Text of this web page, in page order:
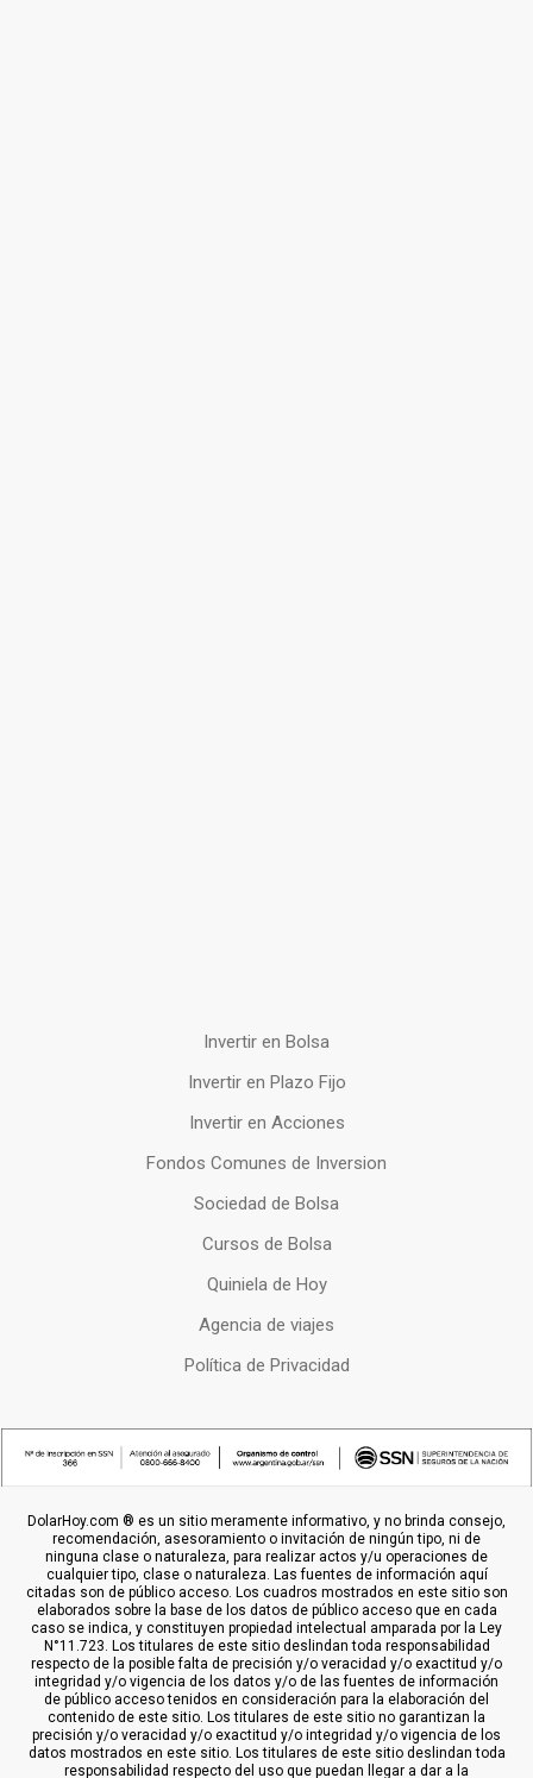
Invertir en Bolsa
Invertir en Plazo Fijo
Invertir en Acciones
Fondos Comunes de Inversion
Sociedad de Bolsa
Cursos de Bolsa
Quiniela de Hoy
Agencia de viajes
Política de Privacidad
DolarHoy.com ® es un sitio meramente informativo, y no brinda consejo,
recomendación, asesoramiento o invitación de ningún tipo, ni de
ninguna clase o naturaleza, para realizar actos y/u operaciones de
cualquier tipo, clase o naturaleza. Las fuentes de información aquí
citadas son de público acceso. Los cuadros mostrados en este sitio son
elaborados sobre la base de los datos de público acceso que en cada
caso se indica, y constituyen propiedad intelectual amparada por la Ley
N°11.723. Los titulares de este sitio deslindan toda responsabilidad
respecto de la posible falta de precisión y/o veracidad y/o exactitud y/o
integridad y/o vigencia de los datos y/o de las fuentes de información
de público acceso tenidos en consideración para la elaboración del
contenido de este sitio. Los titulares de este sitio no garantizan la
precisión y/o veracidad y/o exactitud y/o integridad y/o vigencia de los
datos mostrados en este sitio. Los titulares de este sitio deslindan toda
responsabilidad respecto del uso que puedan llegar a dar a la